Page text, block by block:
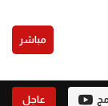
مباشر
عاجل